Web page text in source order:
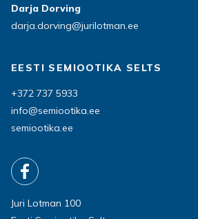
Darja Dorving
darja.dorving@jurilotman.ee
EESTI SEMIOOTIKA SELTS
+372 737 5933
info@semiootika.ee
semiootika.ee
Juri Lotman 100